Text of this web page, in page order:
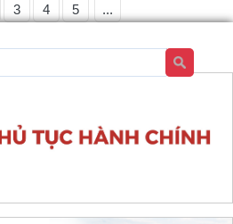
3 4 5 ...